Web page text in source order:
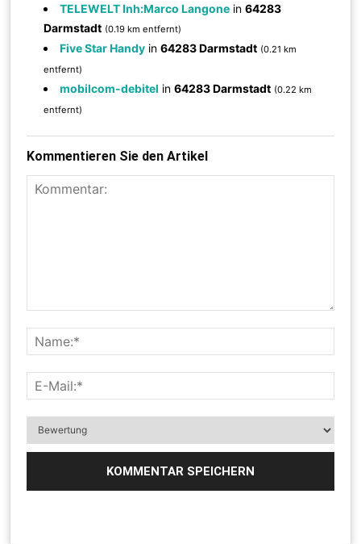
TELEWELT Inh:Marco Langone in64283
Darmstadt (0.19 km entfernt)
Five Star Handy in64283 Darmstadt (0.21 km
entfernt)
mobilcom-debitel in64283 Darmstadt (0.22 km
entfernt)
Kommentieren Sie den Artikel